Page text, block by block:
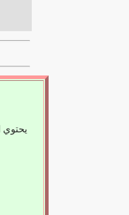
يحتوي